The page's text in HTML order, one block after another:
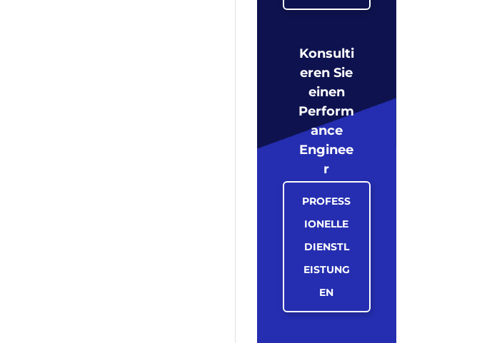
Konsulti
eren Sie
einen
Perform
ance
Enginee
r
PROFESS
IONELLE
DIENSTL
EISTUNG
EN